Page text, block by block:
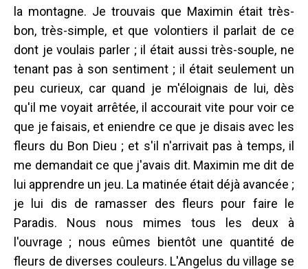
la montagne. Je trouvais que Maximin était très-
bon, très-simple, et que volontiers il parlait de ce
dont je voulais parler ; il était aussi très-souple, ne
tenant pas à son sentiment ; il était seulement un
peu curieux, car quand je m'éloignais de lui, dès
qu'il me voyait arrêtée, il accourait vite pour voir ce
que je faisais, et eniendre ce que je disais avec les
fleurs du Bon Dieu ; et s'il n'arrivait pas à temps, il
me demandait ce que j'avais dit. Maximin me dit de
lui apprendre un jeu. La matinée était déjà avancée ;
je lui dis de ramasser des fleurs pour faire le
Paradis. Nous nous mimes tous les deux à
l'ouvrage ; nous eûmes bientôt une quantité de
fleurs de diverses couleurs. L'Angelus du village se